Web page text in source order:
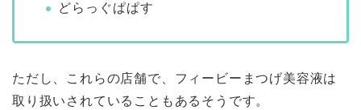
どらっぐぱぱす
ただし、これらの店舗で、フィービーまつげ美容液は
取り扱いされていることもあるそうです。